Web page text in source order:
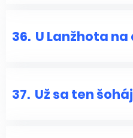
36. U Lanžhota
37. Už sa ten